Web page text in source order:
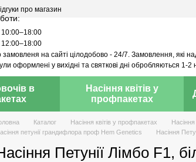
про магазин
10:00–18:00
12:00–18:00
на сайті цілодобово - 24/7. Замовлення, які
оформлені у вихідні та святкові дні обробляються 1-2
в
Насіння квітів у
профпакетах
Каталог Насіння квітів у профпакетах
петунії грандифлора проф Hem Genetics
Насіння
Петунії Лімбо F1,